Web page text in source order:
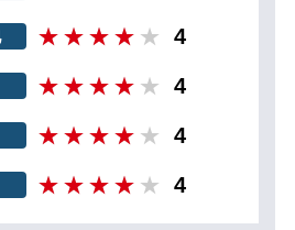
4
4
4
4